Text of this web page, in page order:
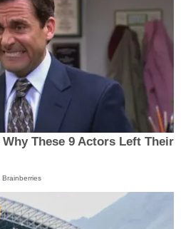
These 9 Actors Left Their
Brainberries